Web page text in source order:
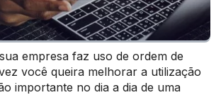
empresa faz uso de ordem de
você queira melhorar a utilização
importante no dia a dia de uma